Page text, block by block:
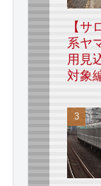
【サ
系ヤ
用見
対象